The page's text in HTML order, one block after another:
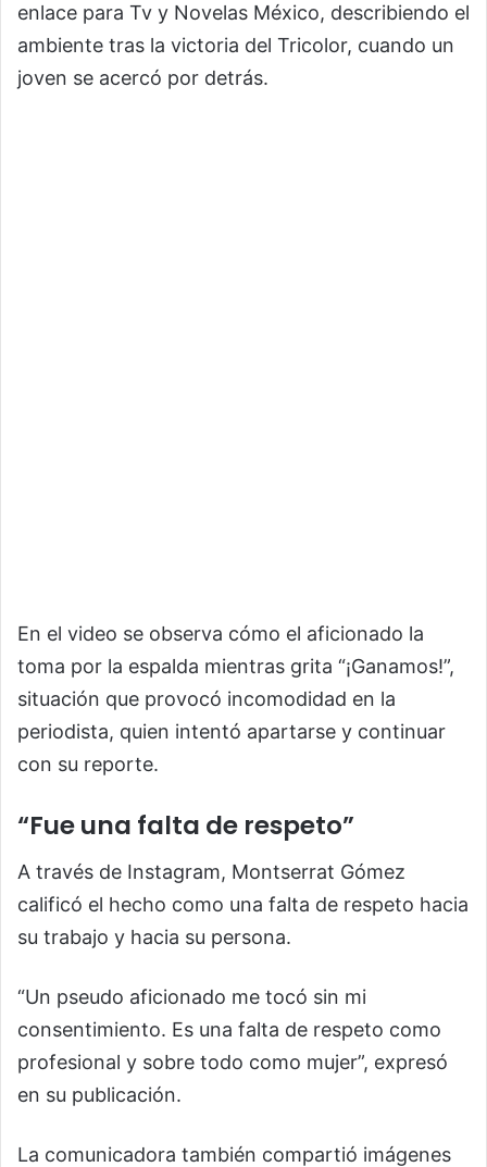
enlace para Tv y Novelas México, describiendo el
ambiente tras la victoria del Tricolor, cuando un
joven se acercó por detrás.
En el video se observa cómo el aficionado la
toma por la espalda mientras grita “¡Ganamos!”,
situación que provocó incomodidad en la
periodista, quien intentó apartarse y continuar
con su reporte.
“Fue una falta de respeto”
A través de Instagram, Montserrat Gómez
calificó el hecho como una falta de respeto hacia
su trabajo y hacia su persona.
“Un pseudo aficionado me tocó sin mi
consentimiento. Es una falta de respeto como
profesional y sobre todo como mujer”, expresó
en su publicación.
La comunicadora también compartió imágenes